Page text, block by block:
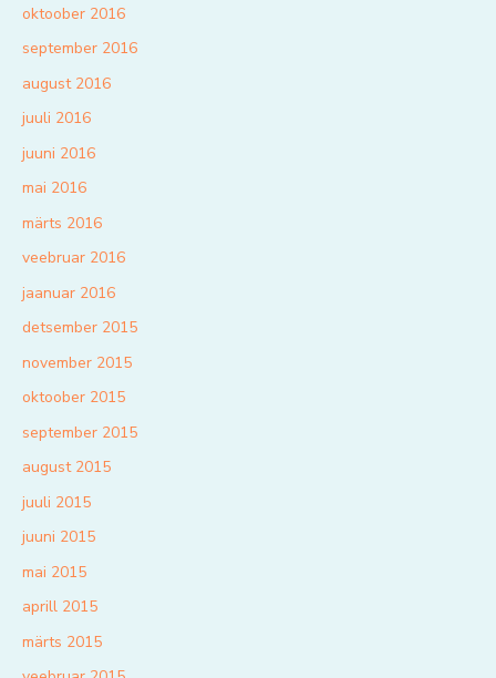
oktoober 2016
september 2016
august 2016
juuli 2016
juuni 2016
mai 2016
märts 2016
veebruar 2016
jaanuar 2016
detsember 2015
november 2015
oktoober 2015
september 2015
august 2015
juuli 2015
juuni 2015
mai 2015
aprill 2015
märts 2015